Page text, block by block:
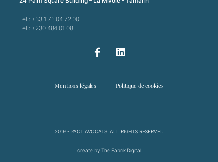
Tel : +33 1 73 04 72 00
Tel : +230 484 01 08
Mentions légales Politique de cookies
2019 - PACT AVOCATS. ALL RIGHTS RESERVED
create by The Fabrik Digital